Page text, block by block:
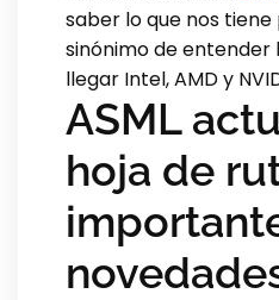
saber lo que nos
sinónimo de entender
llegar Intel, AMD y
ASML
hoja de